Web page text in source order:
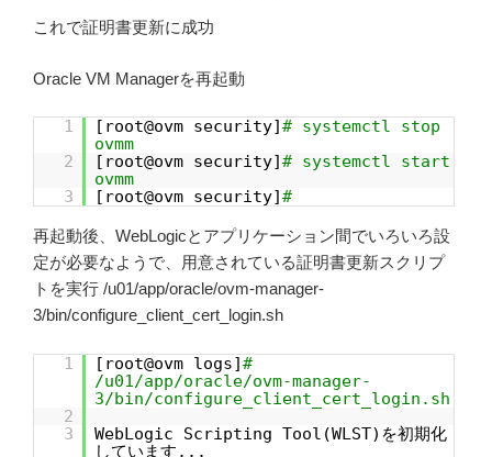
これで証明書更新に成功
Oracle VM Managerを再起動
1 [root@ovm security]# systemctl stop
ovmm
2
[root@ovm security]# systemctl start
ovmm
3
[root@ovm security]#
再起動後、WebLogicとアプリケーション間でいろいろ設
定が必要なようで、用意されている証明書更新スクリプ
トを実行 /u01/app/oracle/ovm-manager-
3/bin/configure_client_cert_login.sh
1 [root@ovm logs]#
/u01/app/oracle/ovm-manager-
3/bin/configure_client_cert_login.sh
2
3
WebLogic Scripting Tool(WLST)を初期化
しています...